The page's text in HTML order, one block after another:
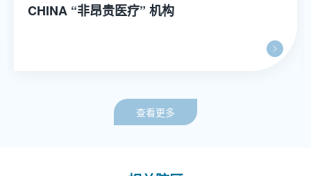
CHINA “非昂贵医疗” 机构
查看更多